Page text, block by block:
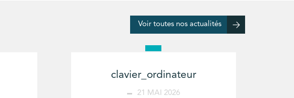
Voir toutes nos actualités
clavier_ordinateur
21 MAI 2026